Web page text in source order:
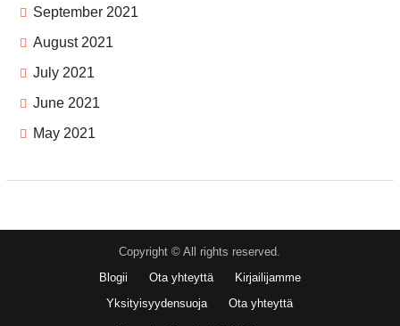
September 2021
August 2021
July 2021
June 2021
May 2021
Copyright © All rights reserved.
Blogii
Ota yhteyttä
Kirjailijamme
Yksityisyydensuoja
Ota yhteyttä